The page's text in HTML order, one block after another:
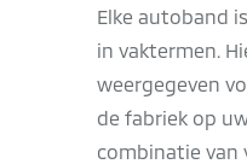
Elke autoband
in vaktermen.
weergegeven
de fabriek op
combinatie van